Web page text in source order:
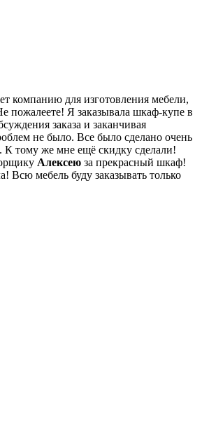
компанию для изготовления мебели,
пожалеете! Я заказывала шкаф-купе в
заказа и заканчивая
не было. Все было сделано очень
К тому же мне ещё скидку сделали!
Алексею за прекрасный шкаф!
Всю мебель буду заказывать только